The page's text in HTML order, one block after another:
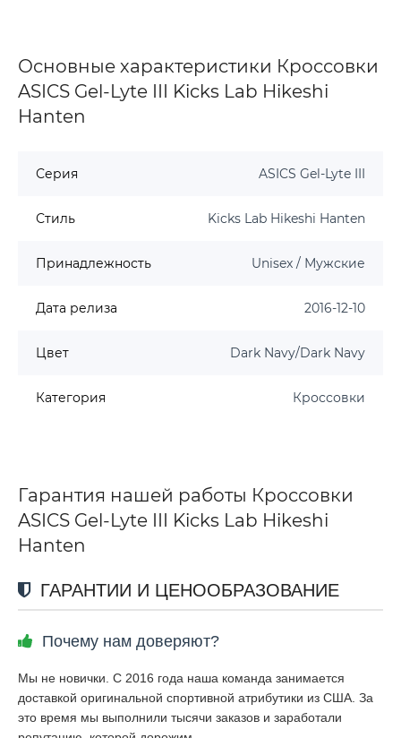
Основные характеристики Кроссовки
ASICS Gel-Lyte III Kicks Lab Hikeshi
Hanten
Серия ASICS Gel-Lyte III
Стиль Kicks Lab Hikeshi Hanten
Принадлежность Unisex / Мужские
Дата релиза 2016-12-10
Цвет Dark Navy/Dark Navy
Категория Кроссовки
Гарантия нашей работы Кроссовки
ASICS Gel-Lyte III Kicks Lab Hikeshi
Hanten
ГАРАНТИИ И ЦЕНООБРАЗОВАНИЕ
Почему нам доверяют?
Мы не новички. С 2016 года наша команда занимается
доставкой оригинальной спортивной атрибутики из США. За
это время мы выполнили тысячи заказов и заработали